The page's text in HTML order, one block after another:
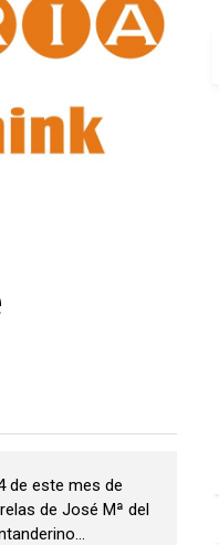
de este mes de
de José Mª del